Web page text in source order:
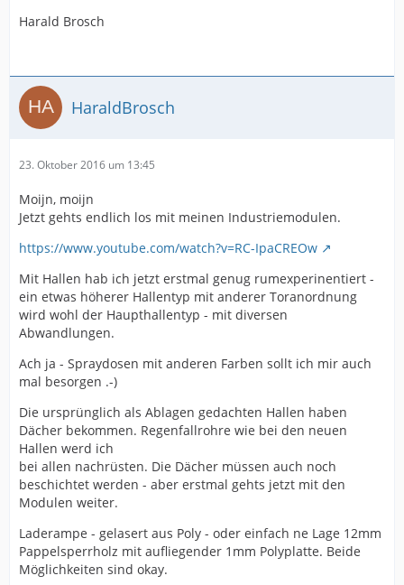
Harald Brosch
HaraldBrosch
23. Oktober 2016 um 13:45
Moijn, moijn
Jetzt gehts endlich los mit meinen Industriemodulen.
https://www.youtube.com/watch?v=RC-IpaCREOw
Mit Hallen hab ich jetzt erstmal genug rumexperinentiert -
ein etwas höherer Hallentyp mit anderer Toranordnung
wird wohl der Haupthallentyp - mit diversen
Abwandlungen.
Ach ja - Spraydosen mit anderen Farben sollt ich mir auch
mal besorgen .-)
Die ursprünglich als Ablagen gedachten Hallen haben
Dächer bekommen. Regenfallrohre wie bei den neuen
Hallen werd ich
bei allen nachrüsten. Die Dächer müssen auch noch
beschichtet werden - aber erstmal gehts jetzt mit den
Modulen weiter.
Laderampe - gelasert aus Poly - oder einfach ne Lage 12mm
Pappelsperrholz mit aufliegender 1mm Polyplatte. Beide
Möglichkeiten sind okay.